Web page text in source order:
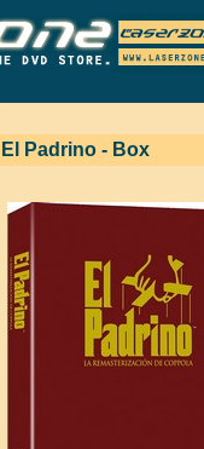
El Padrino - Box